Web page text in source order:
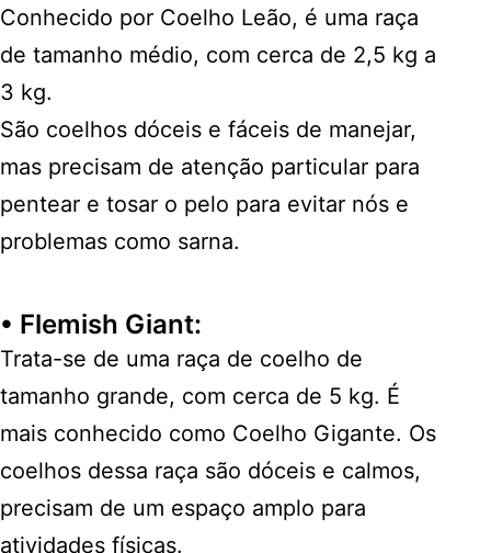
Conhecido por Coelho Leão, é uma raça
de tamanho médio, com cerca de 2,5 kg a
3 kg.
São coelhos dóceis e fáceis de manejar,
mas precisam de atenção particular para
pentear e tosar o pelo para evitar nós e
problemas como sarna.
• Flemish Giant:
Trata-se de uma raça de coelho de
tamanho grande, com cerca de 5 kg. É
mais conhecido como Coelho Gigante. Os
coelhos dessa raça são dóceis e calmos,
precisam de um espaço amplo para
atividades físicas.